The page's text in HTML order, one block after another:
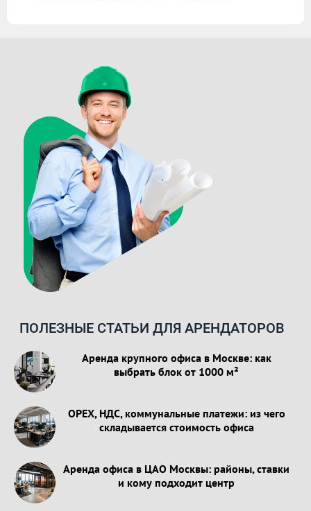
ПОЛЕЗНЫЕ СТАТЬИ ДЛЯ АРЕНДАТОРОВ
Аренда крупного офиса в Москве: как
выбрать блок от 1000 м²
OPEX, НДС, коммунальные платежи: из чего
складывается стоимость офиса
Аренда офиса в ЦАО Москвы: районы, ставки
и кому подходит центр